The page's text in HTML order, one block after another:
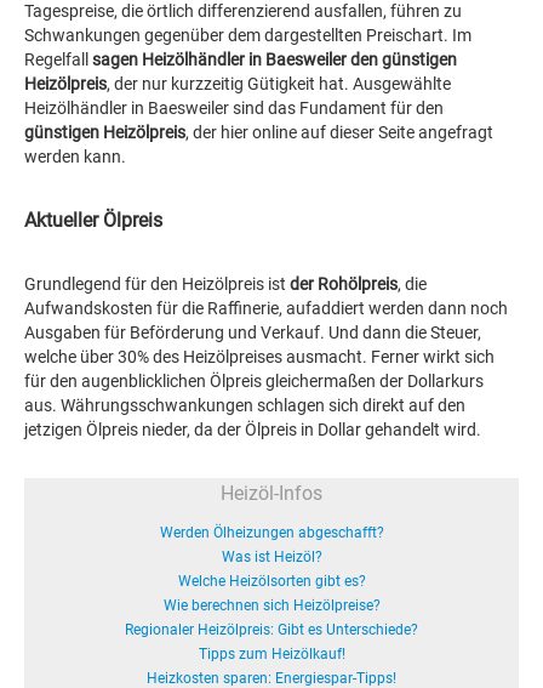
Tagespreise, die örtlich differenzierend ausfallen, führen zu
Schwankungen gegenüber dem dargestellten Preischart. Im
Regelfall sagen Heizölhändler in Baesweiler den günstigen
Heizölpreis, der nur kurzzeitig Gütigkeit hat. Ausgewählte
Heizölhändler in Baesweiler sind das Fundament für den
günstigen Heizölpreis, der hier online auf dieser Seite angefragt
werden kann.
Aktueller Ölpreis
Grundlegend für den Heizölpreis ist der Rohölpreis, die
Aufwandskosten für die Raffinerie, aufaddiert werden dann noch
Ausgaben für Beförderung und Verkauf. Und dann die Steuer,
welche über 30% des Heizölpreises ausmacht. Ferner wirkt sich
für den augenblicklichen Ölpreis gleichermaßen der Dollarkurs
aus. Währungsschwankungen schlagen sich direkt auf den
jetzigen Ölpreis nieder, da der Ölpreis in Dollar gehandelt wird.
Heizöl-Infos
Werden Ölheizungen abgeschafft?
Was ist Heizöl?
Welche Heizölsorten gibt es?
Wie berechnen sich Heizölpreise?
Regionaler Heizölpreis: Gibt es Unterschiede?
Tipps zum Heizölkauf!
Heizkosten sparen: Energiespar-Tipps!